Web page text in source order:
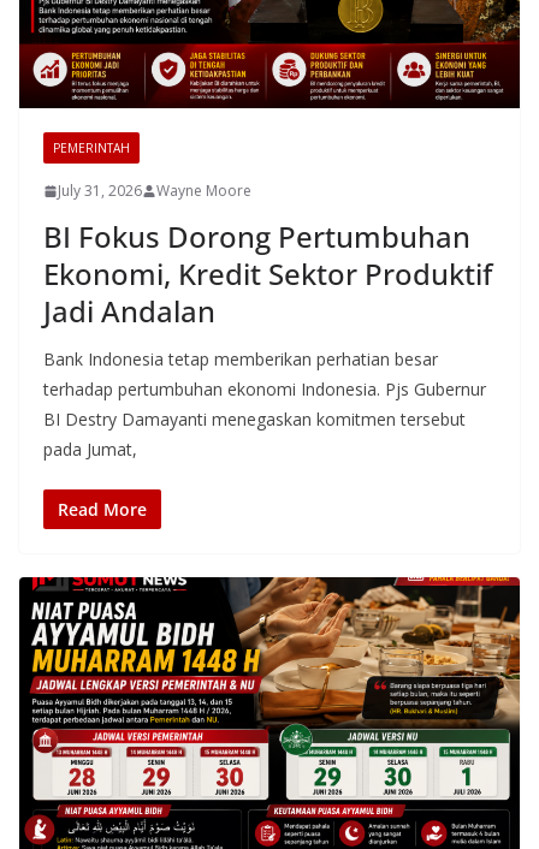
PEMERINTAH
July 31, 2026 Wayne Moore
BI Fokus Dorong Pertumbuhan
Ekonomi, Kredit Sektor Produktif
Jadi Andalan
Bank Indonesia tetap memberikan perhatian besar
terhadap pertumbuhan ekonomi Indonesia. Pjs Gubernur
BI Destry Damayanti menegaskan komitmen tersebut
pada Jumat,
Read More